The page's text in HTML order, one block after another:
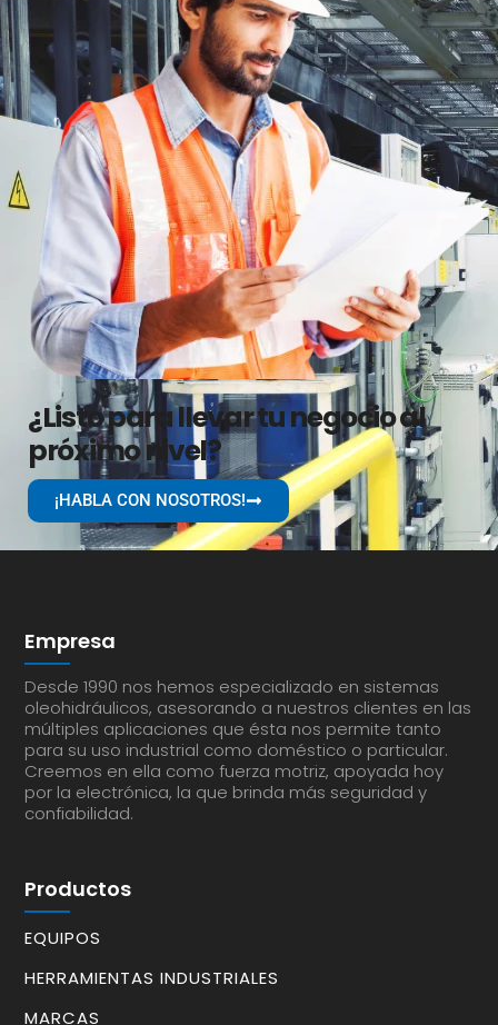
¿Listo para llevar tu negocio al
próximo nivel?
¡HABLA CON NOSOTROS!
Empresa
Desde 1990 nos hemos especializado en sistemas
oleohidráulicos, asesorando a nuestros clientes en las
múltiples aplicaciones que ésta nos permite tanto
para su uso industrial como doméstico o particular.
Creemos en ella como fuerza motriz, apoyada hoy
por la electrónica, la que brinda más seguridad y
confiabilidad.
Productos
EQUIPOS
HERRAMIENTAS INDUSTRIALES
MARCAS